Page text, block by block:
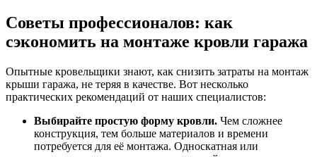
Советы профессионалов: как
сэкономить на монтаже кровли гаража
Опытные кровельщики знают, как снизить затраты на монтаж
крыши гаража, не теряя в качестве. Вот несколько
практических рекомендаций от наших специалистов:
Выбирайте простую форму кровли. Чем сложнее
конструкция, тем больше материалов и времени
потребуется для её монтажа. Односкатная или